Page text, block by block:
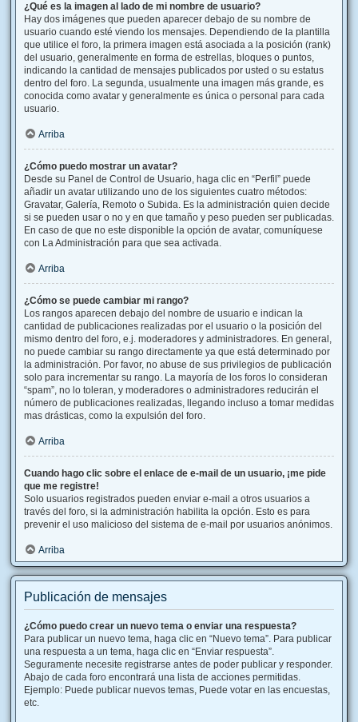
¿Qué es la imagen al lado de mi nombre de usuario?
Hay dos imágenes que pueden aparecer debajo de su nombre de
usuario cuando esté viendo los mensajes. Dependiendo de la plantilla
que utilice el foro, la primera imagen está asociada a la posición (rank)
del usuario, generalmente en forma de estrellas, bloques o puntos,
indicando la cantidad de mensajes publicados por usted o su estatus
dentro del foro. La segunda, usualmente una imagen más grande, es
conocida como avatar y generalmente es única o personal para cada
usuario.
Arriba
¿Cómo puedo mostrar un avatar?
Desde su Panel de Control de Usuario, haga clic en “Perfil” puede
añadir un avatar utilizando uno de los siguientes cuatro métodos:
Gravatar, Galería, Remoto o Subida. Es la administración quien decide
si se pueden usar o no y en que tamaño y peso pueden ser publicadas.
En caso de que no este disponible la opción de avatar, comuníquese
con La Administración para que sea activada.
Arriba
¿Cómo se puede cambiar mi rango?
Los rangos aparecen debajo del nombre de usuario e indican la
cantidad de publicaciones realizadas por el usuario o la posición del
mismo dentro del foro, e.j. moderadores y administradores. En general,
no puede cambiar su rango directamente ya que está determinado por
la administración. Por favor, no abuse de sus privilegios de publicación
solo para incrementar su rango. La mayoría de los foros lo consideran
“spam”, no lo toleran, y moderadores o administradores reducirán el
número de publicaciones realizadas, llegando incluso a tomar medidas
mas drásticas, como la expulsión del foro.
Arriba
Cuando hago clic sobre el enlace de e-mail de un usuario, ¡me pide
que me registre!
Solo usuarios registrados pueden enviar e-mail a otros usuarios a
través del foro, si la administración habilita la opción. Esto es para
prevenir el uso malicioso del sistema de e-mail por usuarios anónimos.
Arriba
Publicación de mensajes
¿Cómo puedo crear un nuevo tema o enviar una respuesta?
Para publicar un nuevo tema, haga clic en “Nuevo tema”. Para publicar
una respuesta a un tema, haga clic en “Enviar respuesta”.
Seguramente necesite registrarse antes de poder publicar y responder.
Abajo de cada foro encontrará una lista de acciones permitidas.
Ejemplo: Puede publicar nuevos temas, Puede votar en las encuestas,
etc.